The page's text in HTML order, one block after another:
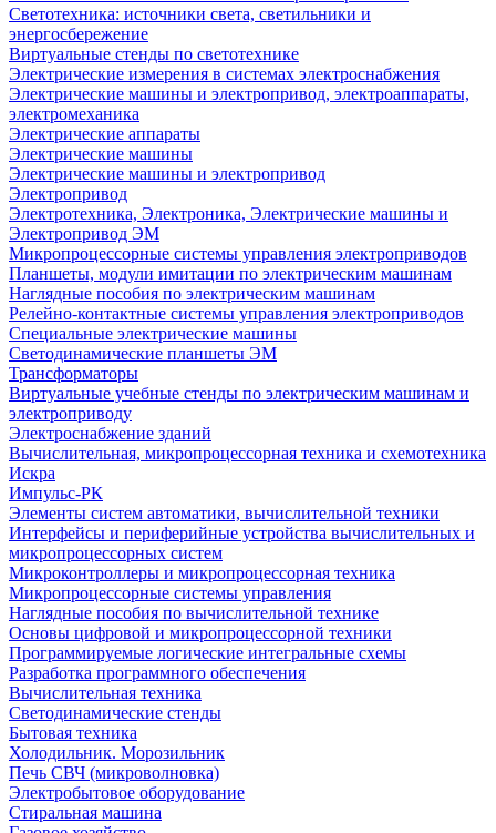
Светотехника: источники света, светильники и
энергосбережение
Виртуальные стенды по светотехнике
Электрические измерения в системах электроснабжения
Электрические машины и электропривод, электроаппараты,
электромеханика
Электрические аппараты
Электрические машины
Электрические машины и электропривод
Электропривод
Электротехника, Электроника, Электрические машины и
Электропривод ЭМ
Микропроцессорные системы управления электроприводов
Планшеты, модули имитации по электрическим машинам
Наглядные пособия по электрическим машинам
Релейно-контактные системы управления электроприводов
Специальные электрические машины
Светодинамические планшеты ЭМ
Трансформаторы
Виртуальные учебные стенды по электрическим машинам и
электроприводу
Электроснабжение зданий
Вычислительная, микропроцессорная техника и схемотехника
Искра
Импульс-РК
Элементы систем автоматики, вычислительной техники
Интерфейсы и периферийные устройства вычислительных и
микропроцессорных систем
Микроконтроллеры и микропроцессорная техника
Микропроцессорные системы управления
Наглядные пособия по вычислительной технике
Основы цифровой и микропроцессорной техники
Программируемые логические интегральные схемы
Разработка программного обеспечения
Вычислительная техника
Светодинамические стенды
Бытовая техника
Холодильник. Морозильник
Печь СВЧ (микроволновка)
Электробытовое оборудование
Стиральная машина